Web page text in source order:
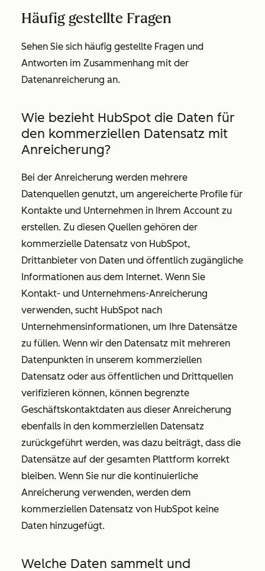
Häufig gestellte Fragen
Sehen Sie sich häufig gestellte Fragen und
Antworten im Zusammenhang mit der
Datenanreicherung an.
Wie bezieht HubSpot die Daten für
den kommerziellen Datensatz mit
Anreicherung?
Bei der Anreicherung werden mehrere
Datenquellen genutzt, um angereicherte Profile für
Kontakte und Unternehmen in Ihrem Account zu
erstellen. Zu diesen Quellen gehören der
kommerzielle Datensatz von HubSpot,
Drittanbieter von Daten und öffentlich zugängliche
Informationen aus dem Internet. Wenn Sie
Kontakt- und Unternehmens-Anreicherung
verwenden, sucht HubSpot nach
Unternehmensinformationen, um Ihre Datensätze
zu füllen. Wenn wir den Datensatz mit mehreren
Datenpunkten in unserem kommerziellen
Datensatz oder aus öffentlichen und Drittquellen
verifizieren können, können begrenzte
Geschäftskontaktdaten aus dieser Anreicherung
ebenfalls in den kommerziellen Datensatz
zurückgeführt werden, was dazu beiträgt, dass die
Datensätze auf der gesamten Plattform korrekt
bleiben. Wenn Sie nur die kontinuierliche
Anreicherung verwenden, werden dem
kommerziellen Datensatz von HubSpot keine
Daten hinzugefügt.
Welche Daten sammelt und